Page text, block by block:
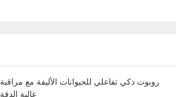
روبوت ذكي تفاعلي للحيوانات الأليفة مع مراقبة
عالية الدقة